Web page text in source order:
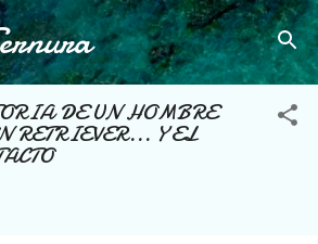
Ir al contenido principal
DE UN HOMBRE
RETRIEVER... Y EL